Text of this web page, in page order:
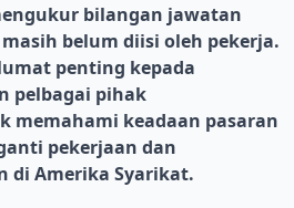
bilangan jawatan
belum diisi oleh pekerja.
penting kepada
pelbagai pihak
memahami keadaan pasaran
pekerjaan dan
di Amerika Syarikat.